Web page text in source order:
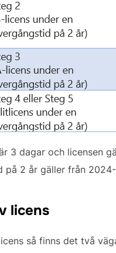
3 dagar och licensen
på 2 år gäller från 2024-
licens
så finns det två